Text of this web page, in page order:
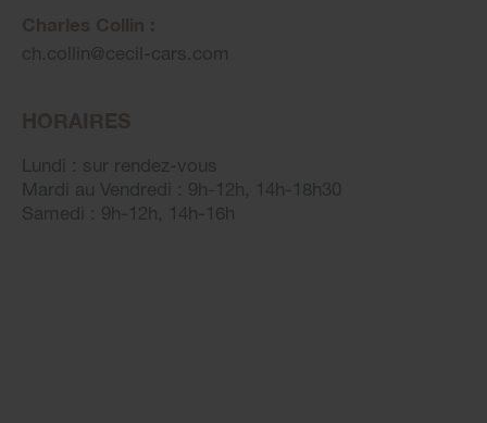
ch.collin@ cecil-cars.com
Lundi : sur rendez-vous
Mardi au Vendredi : 9h-12h, 14h-18h30
Samedi : 9h-12h, 14h-16h